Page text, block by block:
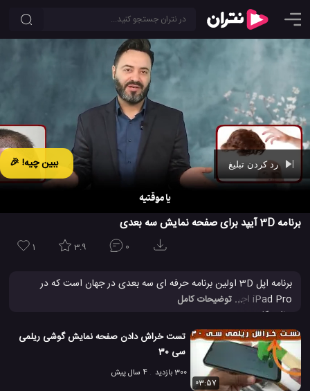
ببین چیه! 🎉 رد کردن تبلیغ
برنامه 3D آیپد برای صفحه نمایش سه بعدی
1 3.9 0
برنامه اپل 3D اولین برنامه حرفه ای سه بعدی در جهان است که در
iPad Pro اجرا می شود. آسان برای یادگیری و آسان برای استفاده، یک
خود را به راحتی بررسی کنید.
#
iPad Pro برنامه 3D در آیپد
# برنامه صفحه نمایش سه بعدی برای iPad
... توضیحات کامل
تست خراش دادن صفحه نمایش گوشی ریلمی
سی 30
300 بازدید
4 سال پیش
03:57